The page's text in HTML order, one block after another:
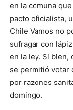
en la comuna
pacto oficialista,
Chile Vamos no
sufragar con
en la ley. Si bien,
se permitió votar
por razones
domingo.